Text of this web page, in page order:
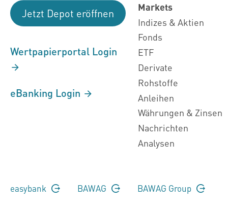
Jetzt Depot eröffnen
Wertpapierportal Login
eBanking Login
Markets
Indizes & Aktien
Fonds
ETF
Derivate
Rohstoffe
Anleihen
Währungen & Zinsen
Nachrichten
Analysen
easybank BAWAG BAWAG Group